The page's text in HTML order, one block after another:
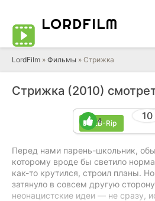
LORDFILM
LordFilm » Фильмы » Стрижка
Стрижка (2010)
WEB-Rip
10
4
Перед нами парень-школьник,
которому вроде бы светило
как-то крутился, строил планы.
затянуло в совсем другую
неонацистские идеи — не сразу,